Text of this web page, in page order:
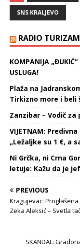
jednu članicu SNS-a
njenom majkom i
SNS KRALJEVO
RADIO TURIZAM
KOMPANIJA „ĐUKIĆ“
USLUGA!
Plaža na
Tirkizno more i beli
Zanzibar – Vodič za
VIJETNAM:
„Ležaljke su 1 €, a
Ni Grčka, ni Crna
letuje: Kažu da je
PREVIOUS
Kragujevac:
Zeka Aleksić – Svetla
SKANDAL: